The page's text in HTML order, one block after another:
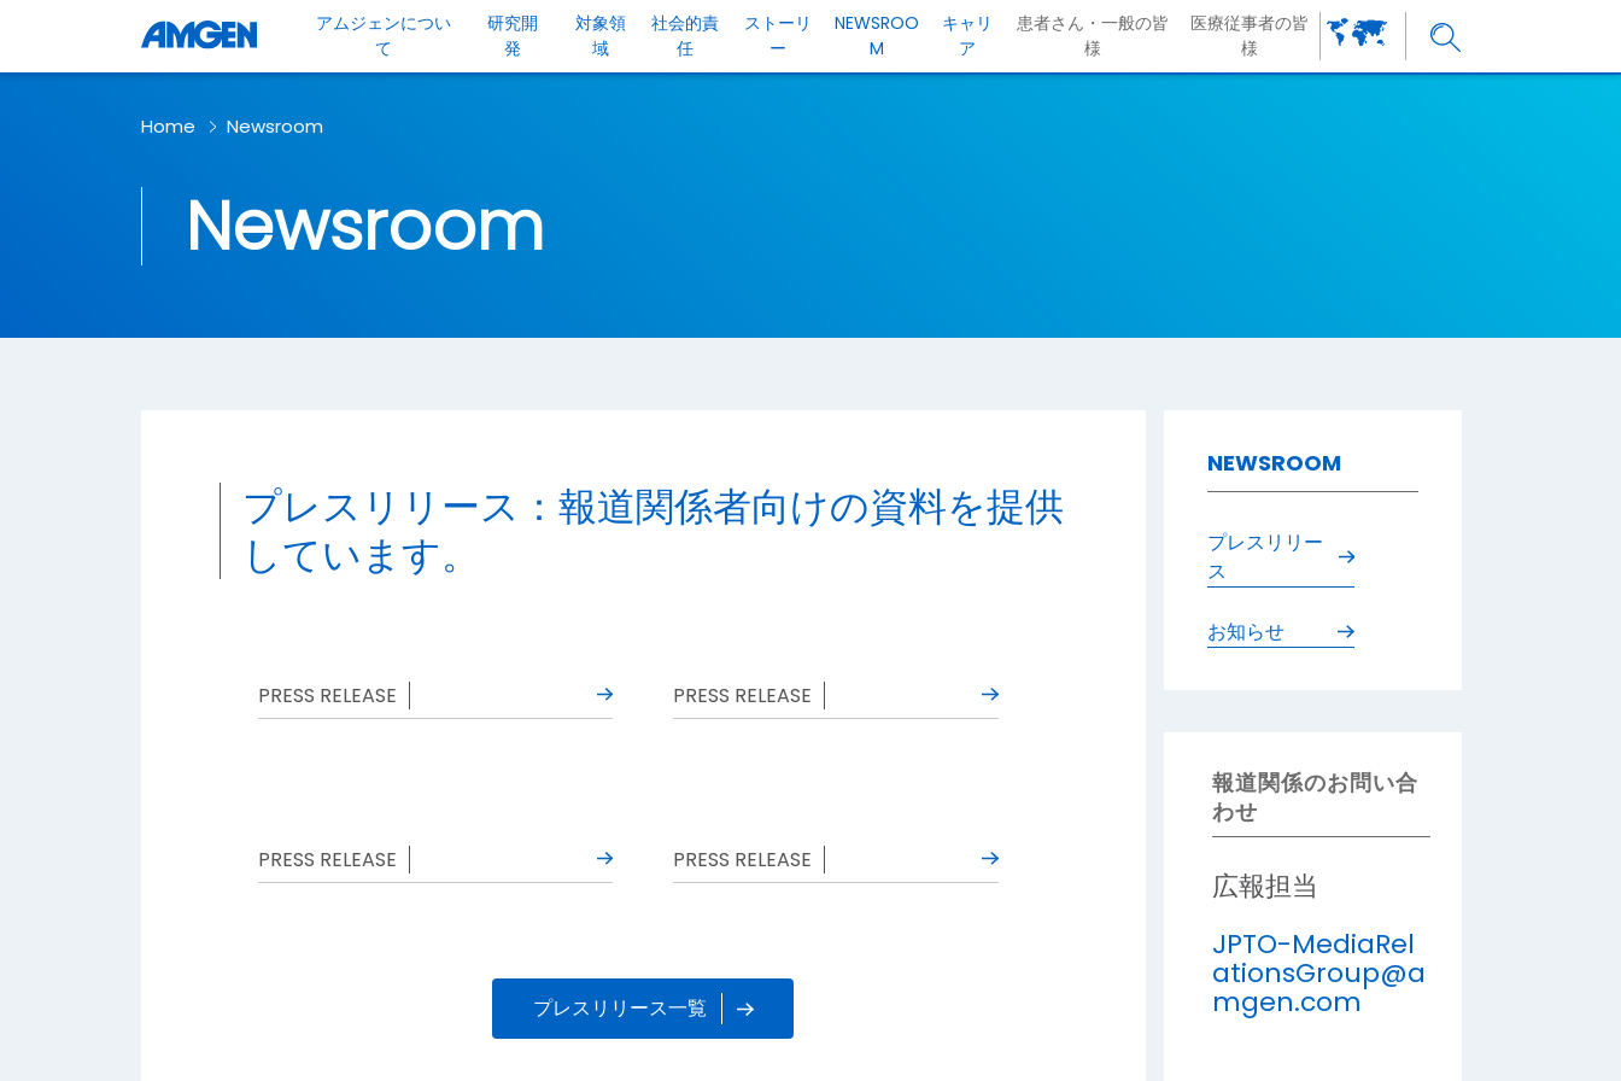
アムジェンについ
て
研究開
発
対象領
域
社会的責
任
ストーリ
ー
NEWSROO
M
キャリ
ア
患者さん・一般の皆
様
医療従事者の皆
様
Home Newsroom
Newsroom
プレスリリース：報道関係者向けの資料を提供
しています。
PRESS RELEASE PRESS RELEASE
PRESS RELEASE PRESS RELEASE
プレスリリース一覧
NEWSROOM
プレスリリー
ス
お知らせ
報道関係のお問い合
わせ
広報担当
JPTO-MediaRel
ationsGroup@a
mgen.com